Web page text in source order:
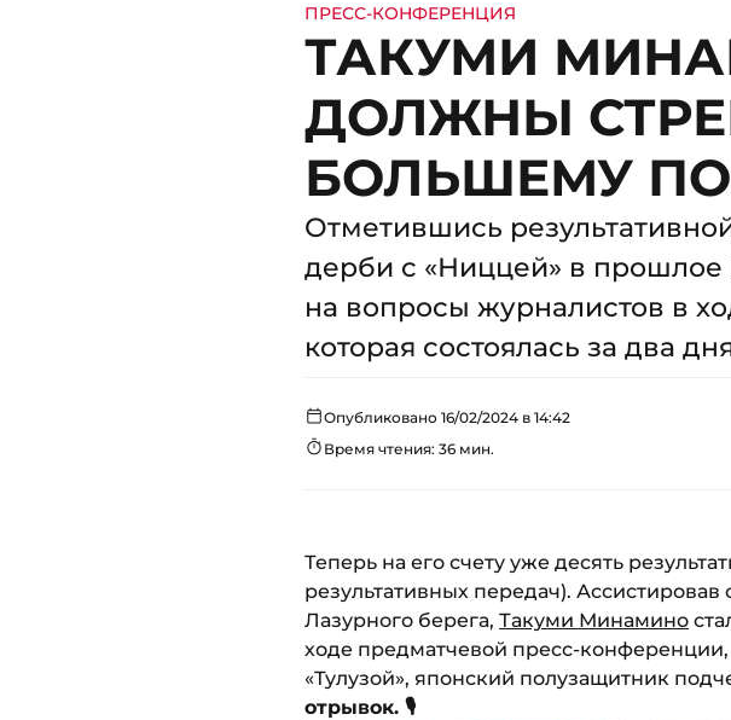
ПРЕСС-КОНФЕРЕНЦИЯ
ТАКУМИ
ДОЛЖНЫ
БОЛЬШЕМУ
Отметившись
дерби с «Ниццей» в прошлое
на вопросы журналистов в
которая состоялась за два
Опубликовано 16/02/2024 в 14:42
Время чтения: 36 мин.
Теперь на его счету уже десять
результативных передач).
Лазурного берега, Такуми Минамино
ходе предматчевой пресс-конференции,
«Тулузой», японский полузащитник
отрывок. 🎙️